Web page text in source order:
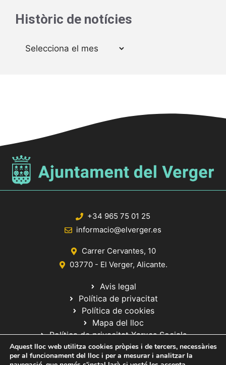
Històric de notícies
Arxius
+34 965 75 01 25
informacio@elverger.es
Carrer Cervantes, 10
03770 - El Verger, Alicante.
Avis legal
Política de privacitat
Política de cookies
Mapa del lloc
Política de privacitat Xarxes Socials
Aquest lloc web utilitza cookies pròpies i de tercers, necessàries
per al funcionament del lloc i per a mesurar i analitzar la